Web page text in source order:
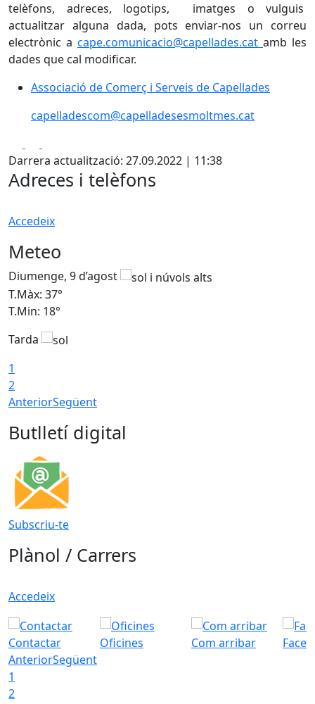
telèfons, adreces, logotips, imatges o vulguis
actualitzar alguna dada, pots enviar-nos un correu
electrònic a cape.comunicacio@capellades.cat amb les
dades que cal modificar.
Associació de Comerç i Serveis de Capellades
Associació de Comerç i Serveis de Capellades
capelladescom@capelladesesmoltmes.cat
Darrera actualització: 27.09.2022 | 11:38
Adreces i telèfons
Accedeix
Meteo
Diumenge, 9 d’agost
T.Màx: 37°
T.Min: 18°
Tarda
1
2
AnteriorSegüent
Butlletí digital
Subscriu-te
Plànol / Carrers
Accedeix
Contactar Oficines Com arribar
AnteriorSegüent
1
2